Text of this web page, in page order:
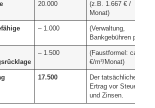
20.000
(z.B. 1.667 € /
Monat)
– 1.000
(Verwaltung,
Bankgebühren p.a.)
– 1.500
(Faustformel: ca. 1
€/m²/Monat)
17.500
Der tatsächliche
Ertrag vor Steuern
und Zinsen.